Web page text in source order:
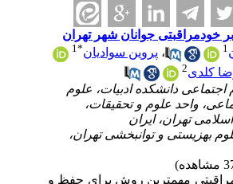
خودمراقبتی جوانان شهر تهران
1 ،پروین سوادیان *
1
کلدی
دانشکده ادبیات، علوم
واحد علوم و تحقیقات،
تهران، ایران
بهزیستی و توانبخشی تهران،
مهم­ترین روش برای حفظ و